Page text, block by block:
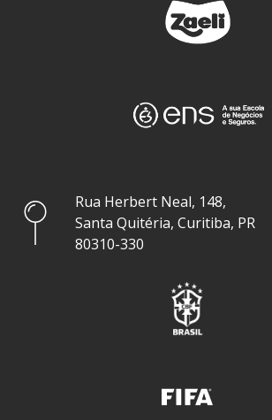
Rua Herbert Neal, 148,
Santa Quitéria, Curitiba, PR
80310-330